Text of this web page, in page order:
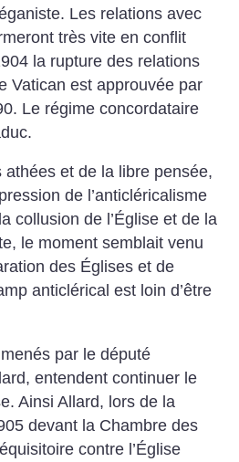
Les relations avec
très vite en conflit
la rupture des relations
Vatican est approuvée par
Le régime concordataire
et de la libre pensée,
de l’anticléricalisme
collusion de l’Église et de la
le moment semblait venu
des Églises et de
anticlérical est loin d’être
par le député
entendent continuer le
Ainsi Allard, lors de la
devant la Chambre des
contre l’Église